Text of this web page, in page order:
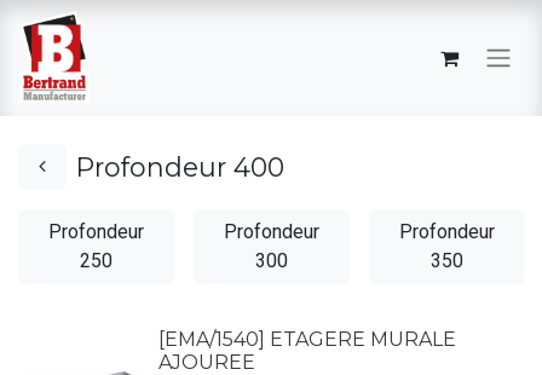
Profondeur 400
Profondeur
250
Profondeur
300
Profondeur
350
[EMA/1540] ETAGERE MURALE
AJOUREE